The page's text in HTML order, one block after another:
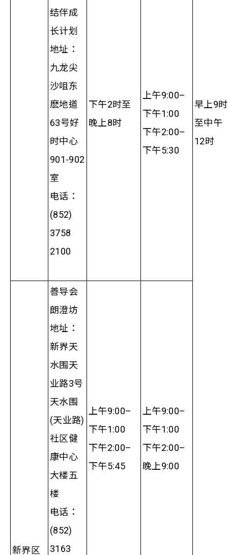
早上9时
至中午
12时
结伴成
长计划
地址：
九龙尖
沙咀东
麽地道
63号好
时中心
901-902
室
电话：
(852)
3758
2100
下午2时至
晚上8时
上午9:00–
下午1:00
下午2:00–
下午5:30
新界区
善导会
朗澄坊
地址：
新界天
水围天
业路3号
天水围
(天业路)
社区健
康中心
大楼五
楼
电话：
(852)
3163
上午9:00–
下午1:00
下午2:00–
下午5:45
上午9:00–
下午1:00
下午2:00–
晚上9:00